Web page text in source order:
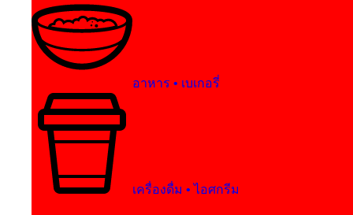
อาหาร • เบเกอรี่
เครื่องดื่ม • ไอศกรีม